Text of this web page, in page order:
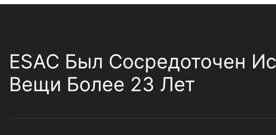
ESAC Был Сосредоточен
Вещи Более 23 Лет